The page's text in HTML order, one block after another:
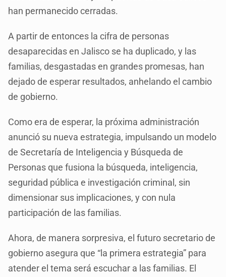
han permanecido cerradas.
A partir de entonces la cifra de personas
desaparecidas en Jalisco se ha duplicado, y las
familias, desgastadas en grandes promesas, han
dejado de esperar resultados, anhelando el cambio
de gobierno.
Como era de esperar, la próxima administración
anunció su nueva estrategia, impulsando un modelo
de Secretaría de Inteligencia y Búsqueda de
Personas que fusiona la búsqueda, inteligencia,
seguridad pública e investigación criminal, sin
dimensionar sus implicaciones, y con nula
participación de las familias.
Ahora, de manera sorpresiva, el futuro secretario de
gobierno asegura que “la primera estrategia” para
atender el tema será escuchar a las familias. El